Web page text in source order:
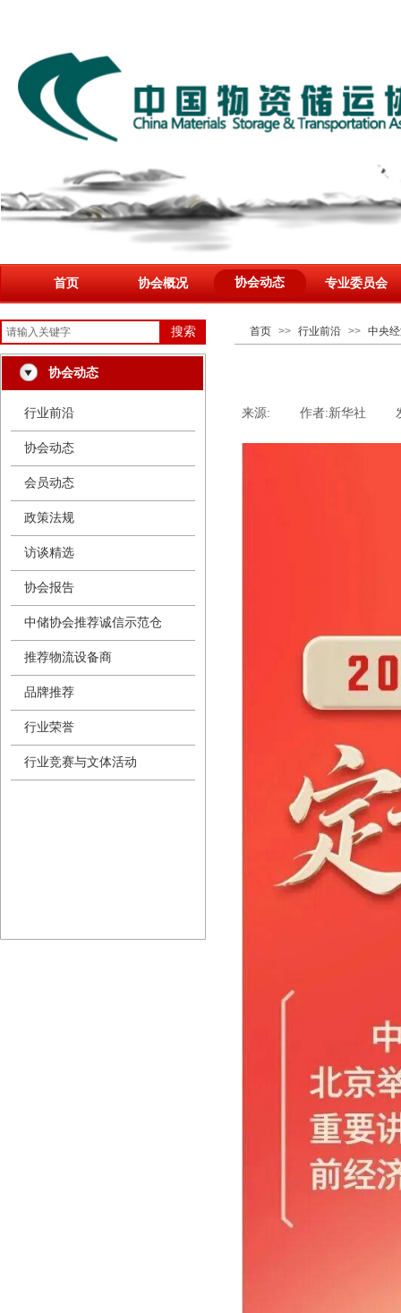
首页 协会概况 协会动态 专业委员会
搜索 首页 >> 行业前沿 >> 中央
协会动态
来源: 作者:新华社
行业前沿
协会动态
会员动态
政策法规
访谈精选
协会报告
中储协会推荐诚信示范仓
推荐物流设备商
品牌推荐
行业荣誉
行业竞赛与文体活动